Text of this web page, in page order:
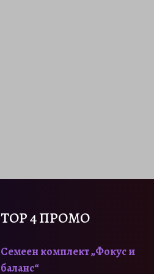
TOP 4 ПРОМО
Семеен комплект „Фокус и
баланс“